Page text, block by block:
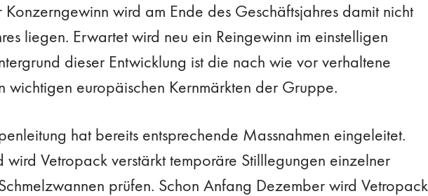
wird am Ende des Geschäftsjahres damit nicht
liegen. Erwartet wird neu ein Reingewinn im einstelligen
dieser Entwicklung ist die nach wie vor verhaltene
wichtigen europäischen Kernmärkten der Gruppe.
hat bereits entsprechende Massnahmen eingeleitet.
wird Vetropack verstärkt temporäre Stilllegungen einzelner
prüfen. Schon Anfang Dezember wird Vetropack